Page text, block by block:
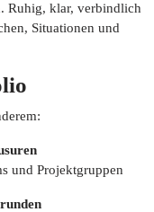
Ruhig, klar, verbindlich
Situationen und
und Projektgruppen